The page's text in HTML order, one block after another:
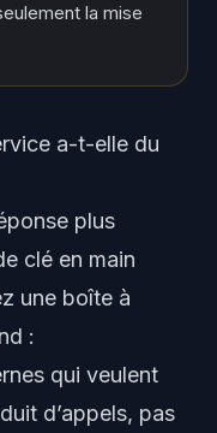
la mise
a-t-elle du
plus
clé en main
une boîte à
:
qui veulent
d’appels, pas